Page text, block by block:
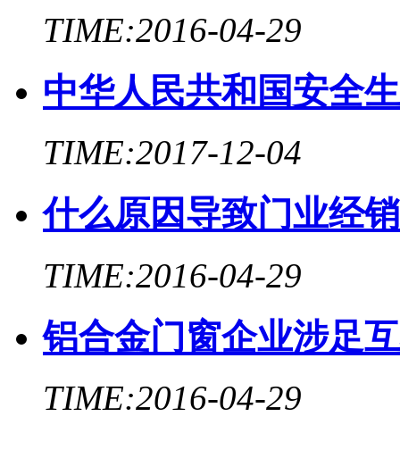
TIME:2016-04-29
中华人民共和国安全
TIME:2017-12-04
什么原因导致门业经
TIME:2016-04-29
铝合金门窗企业涉足
TIME:2016-04-29